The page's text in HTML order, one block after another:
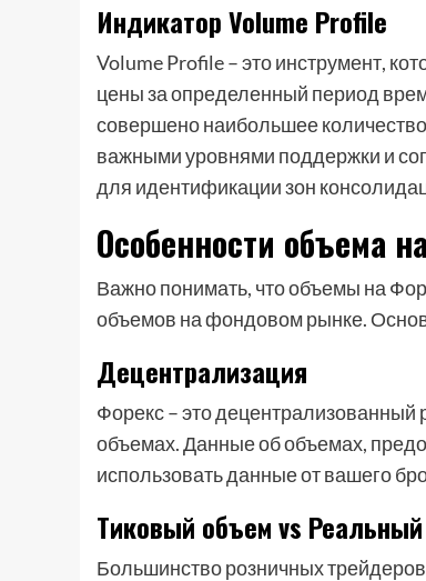
Индикатор Volume Profile
Volume Profile – это инструмент,
цены за определенный период
совершено наибольшее
важными уровнями поддержки и
для идентификации зон
Особенности объема
Важно понимать, что объемы на
объемов на фондовом рынке.
Децентрализация
Форекс – это децентрализованный
объемах. Данные об объемах,
использовать данные от вашего
Тиковый объем vs
Большинство розничных